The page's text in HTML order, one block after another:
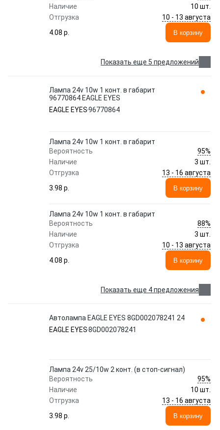
Наличие
10 шт.
Отгрузка
10 - 13 августа
4.08 p.
В корзину
Показать еще 5 предложений
Лампа 24v 10w 1 конт. в габарит
96770864 EAGLE EYES
EAGLE EYES96770864
Лампа 24v 10w 1 конт. в габарит
Вероятность
95%
Наличие
3 шт.
Отгрузка
13 - 16 августа
3.98 p.
В корзину
Лампа 24v 10w 1 конт. в габарит
Вероятность
88%
Наличие
3 шт.
Отгрузка
10 - 13 августа
4.08 p.
В корзину
Показать еще 4 предложения
Автолампа EAGLE EYES 8GD002078241 24
EAGLE EYES8GD002078241
Лампа 24v 25/10w 2 конт. (в стоп-сигнал)
Вероятность
95%
Наличие
10 шт.
Отгрузка
13 - 16 августа
3.98 p.
В корзину